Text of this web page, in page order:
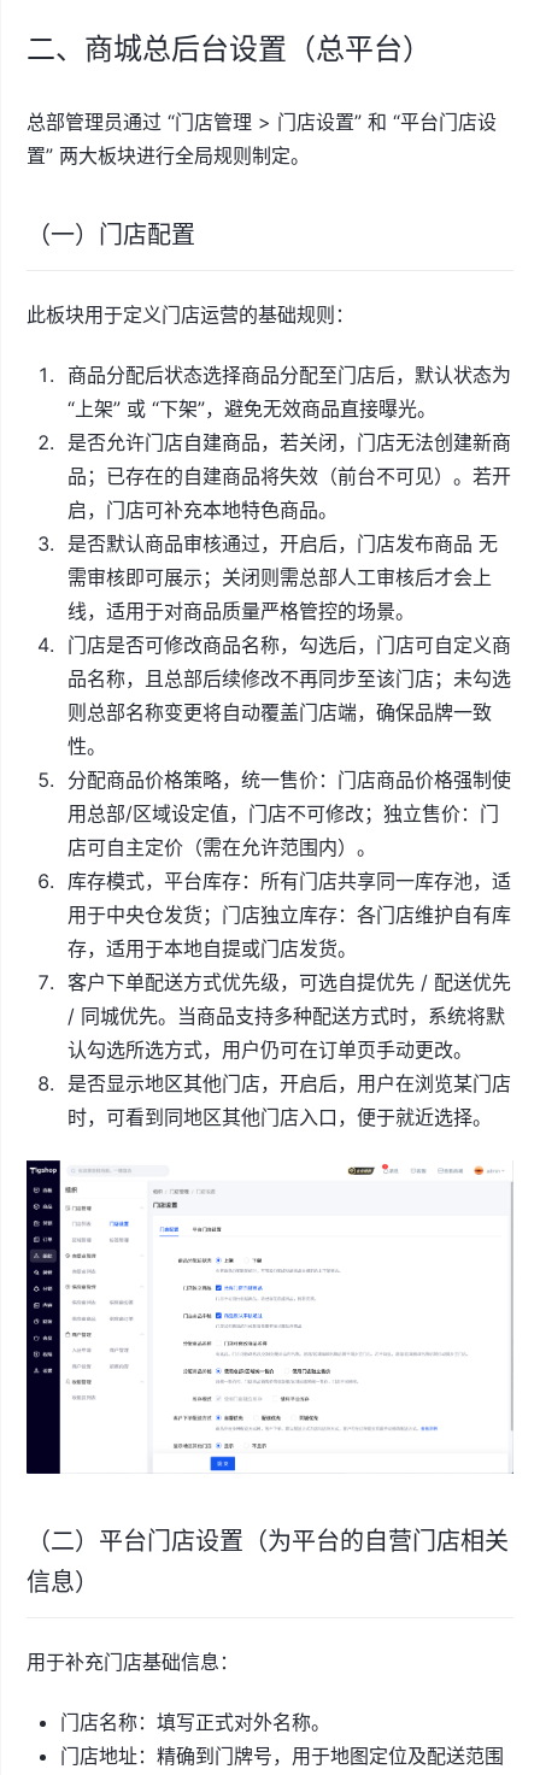
二、商城总后台设置（总平台）
总部管理员通过 “门店管理 > 门店设置” 和 “平台门店设
置” 两大板块进行全局规则制定。
（一）门店配置
此板块用于定义门店运营的基础规则：
商品分配后状态选择商品分配至门店后，默认状态为
“上架” 或 “下架”，避免无效商品直接曝光。
是否允许门店自建商品，若关闭，门店无法创建新商
品；已存在的自建商品将失效（前台不可见）。若开
启，门店可补充本地特色商品。
是否默认商品审核通过，开启后，门店发布商品 无
需审核即可展示；关闭则需总部人工审核后才会上
线，适用于对商品质量严格管控的场景。
门店是否可修改商品名称，勾选后，门店可自定义商
品名称，且总部后续修改不再同步至该门店；未勾选
则总部名称变更将自动覆盖门店端，确保品牌一致
性。
分配商品价格策略，统一售价：门店商品价格强制使
用总部/区域设定值，门店不可修改；独立售价：门
店可自主定价（需在允许范围内）。
库存模式，平台库存：所有门店共享同一库存池，适
用于中央仓发货；门店独立库存：各门店维护自有库
存，适用于本地自提或门店发货。
客户下单配送方式优先级，可选自提优先 / 配送优先
/ 同城优先。当商品支持多种配送方式时，系统将默
认勾选所选方式，用户仍可在订单页手动更改。
是否显示地区其他门店，开启后，用户在浏览某门店
时，可看到同地区其他门店入口，便于就近选择。
（二）平台门店设置（为平台的自营门店相关
信息）
用于补充门店基础信息：
门店名称：填写正式对外名称。
门店地址：精确到门牌号，用于地图定位及配送范围